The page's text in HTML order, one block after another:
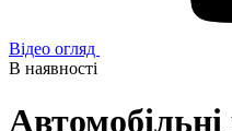
Відео огляд
В наявності